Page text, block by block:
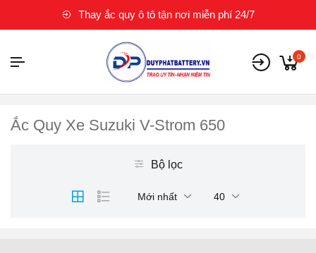
Thay ắc quy ô tô tận nơi miễn phí 24/7
0
Ắc Quy Xe Suzuki V-Strom 650
Bộ lọc
Mới nhất 40